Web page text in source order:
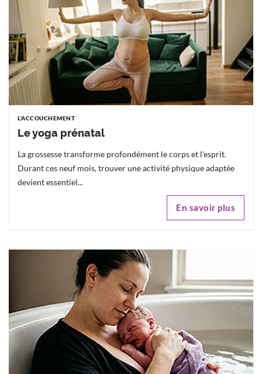
L'ACCOUCHEMENT
Le yoga prénatal
La grossesse transforme profondément le corps et l'esprit.
Durant ces neuf mois, trouver une activité physique adaptée
devient essentiel...
En savoir plus